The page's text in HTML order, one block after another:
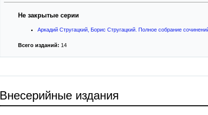
Не закрытые серии
Аркадий Стругацкий, Борис Стругацкий. Полное собрание
Всего изданий: 14
Внесерийные издания